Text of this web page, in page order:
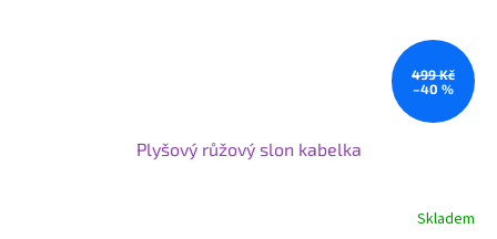
499 Kč
–40 %
Plyšový růžový slon kabelka
Skladem